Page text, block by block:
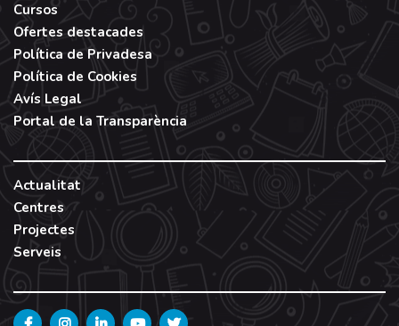
Cursos
Ofertes destacades
Política de Privadesa
Política de Cookies
Avís Legal
Portal de la Transparència
Actualitat
Centres
Projectes
Serveis